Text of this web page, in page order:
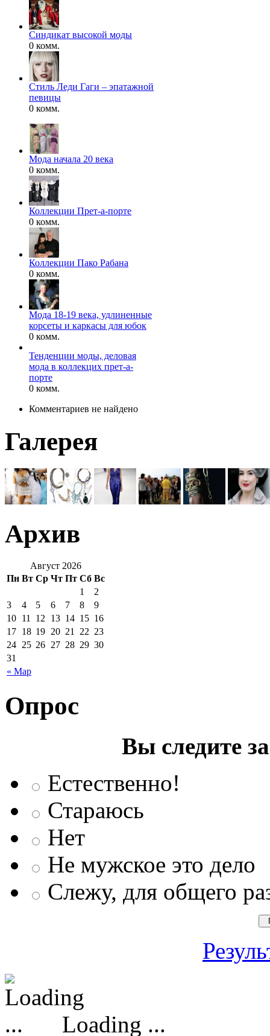
Синдикат высокой моды
0 комм.
Стиль Леди Гаги – эпатажной
певицы
0 комм.
Мода начала 20 века
0 комм.
Коллекции Прет-а-порте
0 комм.
Коллекции Пако Рабана
0 комм.
Мода 18-19 века, удлиненные
корсеты и каркасы для юбок
0 комм.
Тенденции моды, деловая
мода в коллекцих прет-а-
порте
0 комм.
Комментариев не найдено
Галерея
Архив
Август 2026
Пн Вт Ср Чт Пт Сб Вс
« Мар
1
2
3
4 5 6 7 8
9
10 11 12 13 14 15 16
17 18 19 20 21 22 23
24 25 26 27 28 29 30
31
Опрос
Вы следите
Естественно!
Стараюсь
Нет
Не мужское это дело
Слежу, для общего
Loading ...